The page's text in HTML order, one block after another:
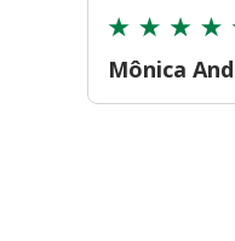
Mônica